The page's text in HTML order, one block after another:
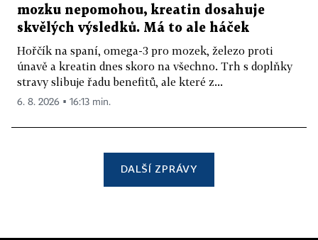
mozku nepomohou, kreatin dosahuje
skvělých výsledků. Má to ale háček
Hořčík na spaní, omega-3 pro mozek, železo proti
únavě a kreatin dnes skoro na všechno. Trh s doplňky
stravy slibuje řadu benefitů, ale které z...
6. 8. 2026 ▪ 16:13 min.
DALŠÍ ZPRÁVY